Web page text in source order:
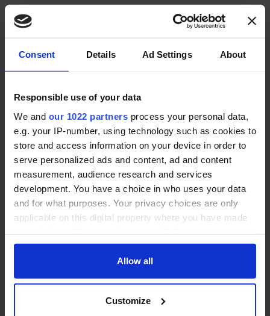
Consent Details Ad Settings About
Responsible use of your data
We and our 1022 partners process your personal data,
e.g. your IP-number, using technology such as cookies to
store and access information on your device in order to
serve personalized ads and content, ad and content
measurement, audience research and services
development. You have a choice in who uses your data
and for what purposes. Your privacy choices are only
applicable on this digital property where you have made
any time from the Cookie Declaration or by clicking on
Collect information about your geographical
Allow all
Customize
Betreuungskräfte stammen aus:
Rumänien
Slowakei
Ist auch stundenweise Betreuung möglich?
Ja
Ist ein unverbindliches Telefonat im Vorfeld der
Beschäftigung mit der Betreuerin / Pflegerin
möglich?
Ja
Verband für häusliche Betreuung und Pflege
e.V. (VHBP)